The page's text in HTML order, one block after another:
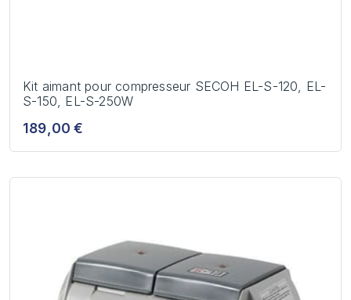
Kit aimant pour compresseur SECOH EL-S-120, EL-
S-150, EL-S-250W
189,00 €